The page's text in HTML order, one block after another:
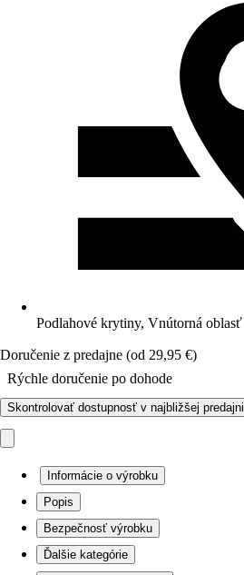
Podlahové krytiny, Vnútorná oblasť
Doručenie z predajne (od 29,95 €)
Rýchle doručenie po dohode
Skontrolovať dostupnosť v najbližšej predajni
Informácie o výrobku
Popis
Bezpečnosť výrobku
Ďalšie kategórie